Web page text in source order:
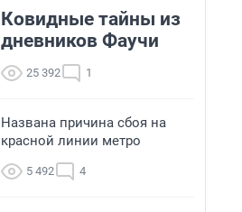
Ковидные тайны из
дневников Фаучи
25 392 1
Названа причина сбоя на
красной линии метро
5 492 4